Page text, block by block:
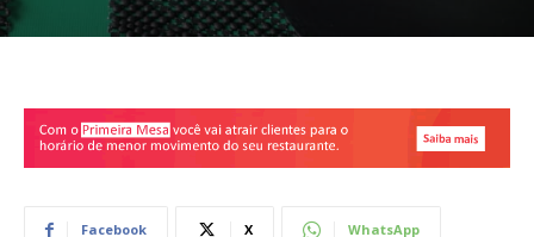
Facebook X WhatsApp